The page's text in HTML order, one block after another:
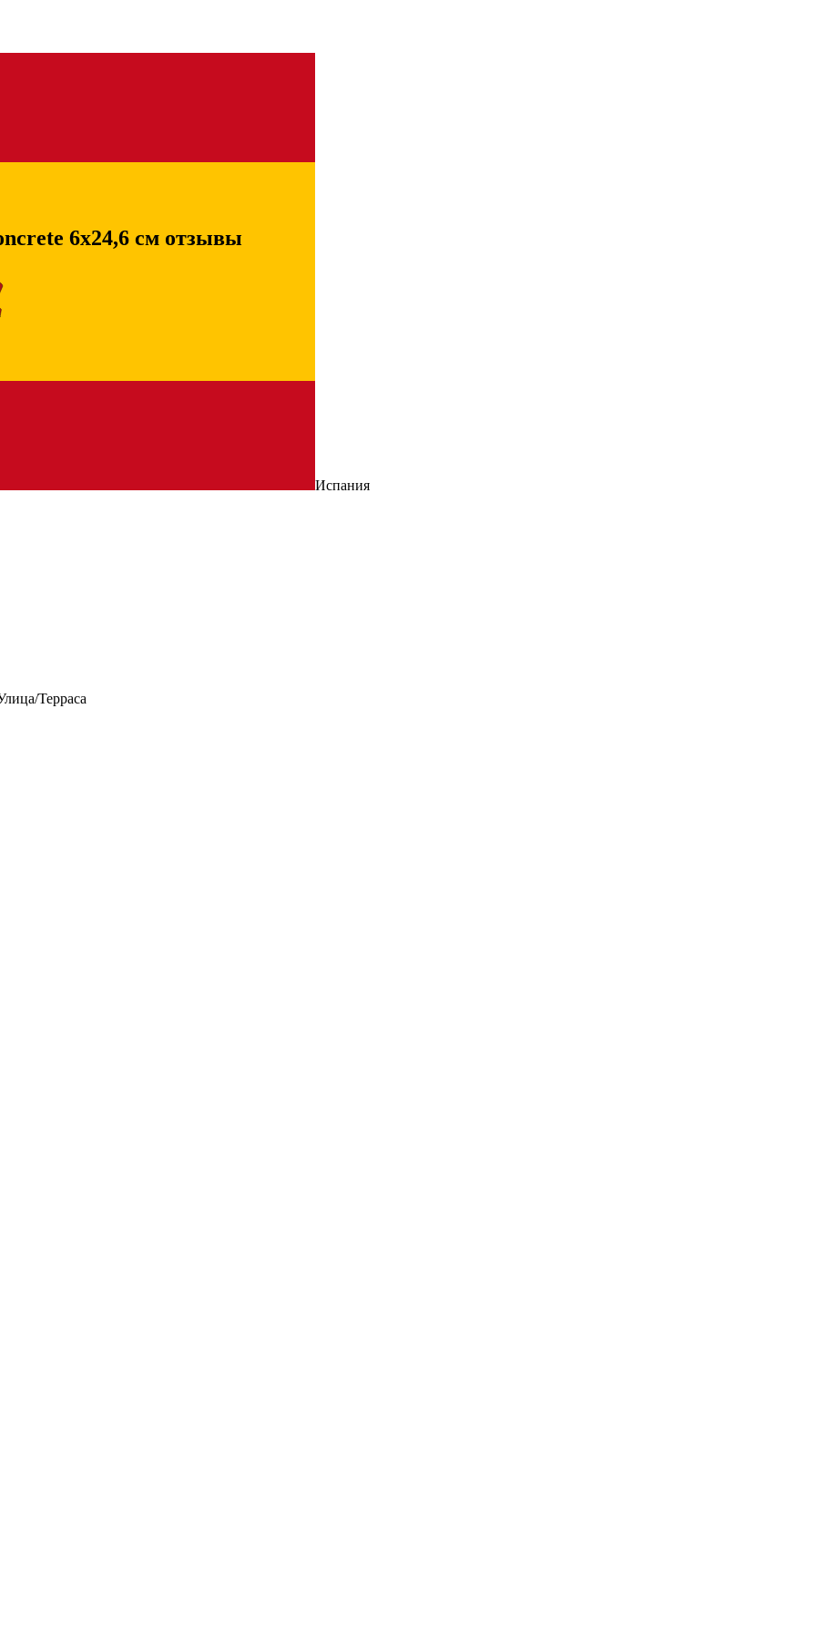
Испания
Терраса
6х24,6 см отзывы